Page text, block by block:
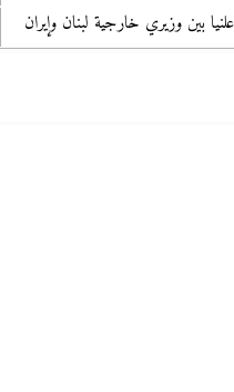
بين وزيري خارجية لبنان وإيران